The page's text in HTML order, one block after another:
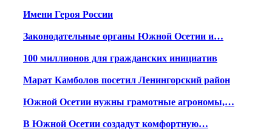
Имени Героя России
Законодательные органы Южной Осетии и…
100 миллионов для гражданских инициатив
Марат Камболов посетил Ленингорский район
Южной Осетии нужны грамотные агрономы,…
В Южной Осетии создадут комфортную…